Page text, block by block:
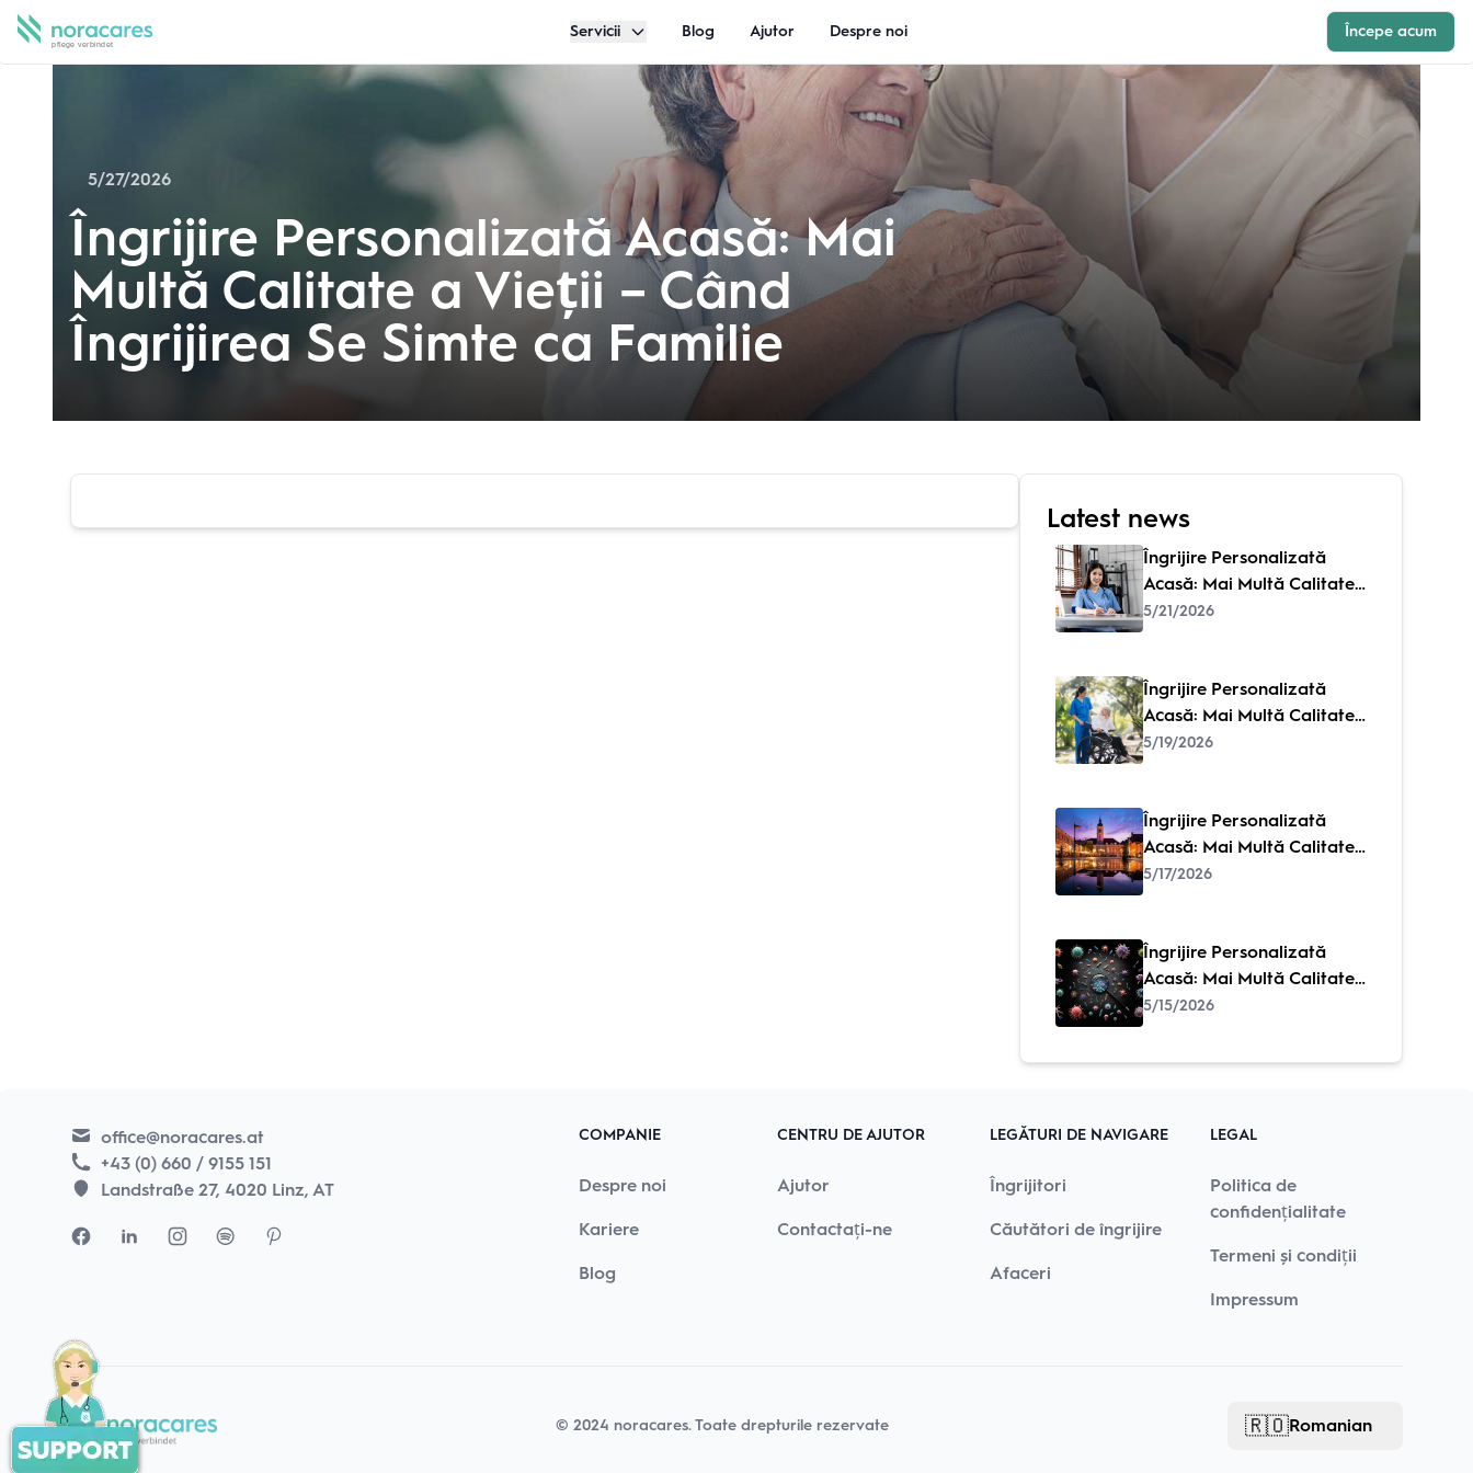
Începe acum
Servicii Blog Ajutor Despre noi
5/27/2026
Îngrijire Personalizată Acasă: Mai
Multă Calitate a Vieții – Când
Îngrijirea Se Simte ca Familie
Latest news
Îngrijire Personalizată
Acasă: Mai Multă Calitate
a Vieții – Când Îngrijirea Se
5/21/2026
Îngrijire Personalizată
Acasă: Mai Multă Calitate
a Vieții – Când Îngrijirea Se
5/19/2026
Îngrijire Personalizată
Acasă: Mai Multă Calitate
a Vieții – Când Îngrijirea Se
5/17/2026
Îngrijire Personalizată
Acasă: Mai Multă Calitate
a Vieții – Când Îngrijirea Se
5/15/2026
office@noracares.at
+43 (0) 660 / 9155 151
Landstraße 27, 4020 Linz, AT
COMPANIE
Despre noi
Kariere
Blog
CENTRU DE AJUTOR
Ajutor
Contactați-ne
LEGĂTURI DE NAVIGARE
Îngrijitori
Căutători de îngrijire
Afaceri
LEGAL
Politica de
confidențialitate
Termeni și condiții
Impressum
© 2024 noracares.Toate drepturile rezervate 🇷🇴Romanian